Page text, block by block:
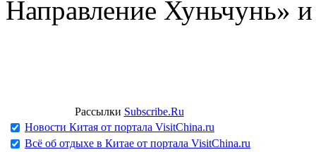
Направление Хуньчунь»
Рассылки Subscribe.Ru
Новости Китая от портала VisitChina.ru
Всё об отдыхе в Китае от портала VisitChina.ru